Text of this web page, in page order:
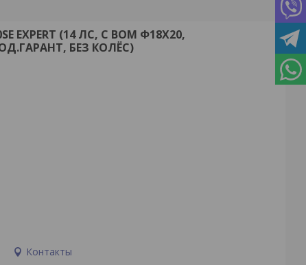
EXPERT (14 ЛС, С ВОМ Ф18Х20,
БЕЗ КОЛЁС)
Контакты